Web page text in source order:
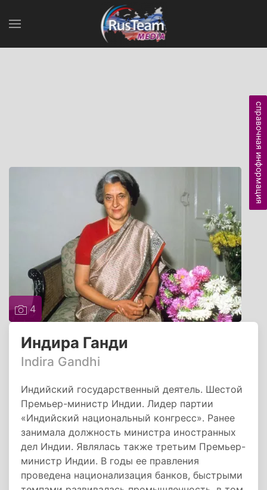
4
Индира Ганди
Indira Gandhi
Индийский государственный деятель. Шестой
Премьер-министр Индии. Лидер партии
«Индийский национальный конгресс». Ранее
занимала должность министра иностранных
дел Индии. Являлась также третьим Премьер-
министр Индии. В годы ее правления
проведена национализация банков, быстрыми
справочная информация